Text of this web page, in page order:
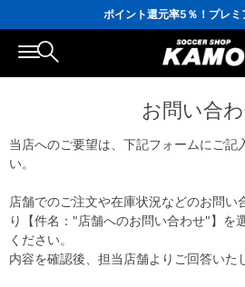
ポイント還元率5％！プレミ
会員の方にはお誕生月に「10％OFF
16,000円(税込)以上でシューズケ
3,300円(税込)以上で送
お問い合
当店へのご要望は、下記フォームにご記
い。
店舗でのご注文や在庫状況などのお問い
り【件名："店舗へのお問い合わせ"】を
ください。
内容を確認後、担当店舗よりご回答いた